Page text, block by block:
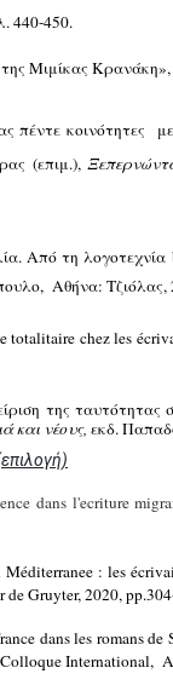
440-450.
Μιμίκας
κοινότητες
(επιμ.),
Από τη λογοτεχνία
Αθήνα: Τζιόλας,
chez les
της
και νέους, εκδ.
dans l'ecriture
: les
Gruyter, 2020,
dans les romans
International,